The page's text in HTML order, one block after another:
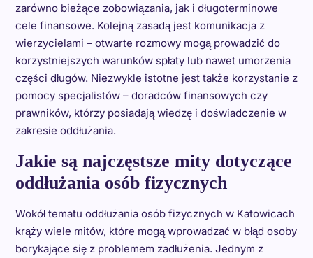
zarówno bieżące zobowiązania, jak i długoterminowe
cele finansowe. Kolejną zasadą jest komunikacja z
wierzycielami – otwarte rozmowy mogą prowadzić do
korzystniejszych warunków spłaty lub nawet umorzenia
części długów. Niezwykle istotne jest także korzystanie z
pomocy specjalistów – doradców finansowych czy
prawników, którzy posiadają wiedzę i doświadczenie w
zakresie oddłużania.
Jakie są najczęstsze mity dotyczące
oddłużania osób fizycznych
Wokół tematu oddłużania osób fizycznych w Katowicach
krąży wiele mitów, które mogą wprowadzać w błąd osoby
borykające się z problemem zadłużenia. Jednym z